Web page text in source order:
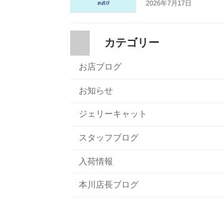
2026年7月17日
カテゴリー
お店ブログ
お知らせ
ジェリーキャット
スタッフブログ
入荷情報
本川店長ブログ